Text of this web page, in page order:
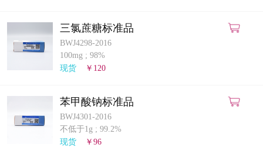
三氯蔗糖标准品
BWJ4298-2016
100mg ; 98%
现货
￥120
苯甲酸钠标准品
BWJ4301-2016
不低于1g ; 99.2%
现货
￥96